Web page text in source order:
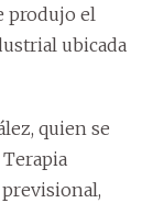
produjo el
ubicada
quien se